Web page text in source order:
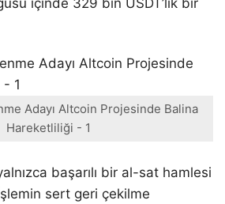
Adayı Altcoin Projesinde Balina
Hareketliliği - 1
başarılı bir al-sat hamlesi
sert geri çekilme